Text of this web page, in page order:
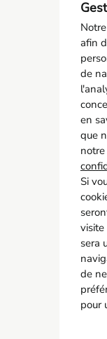
afin
de
en
que
notre
Si
visite
sera
de
pour